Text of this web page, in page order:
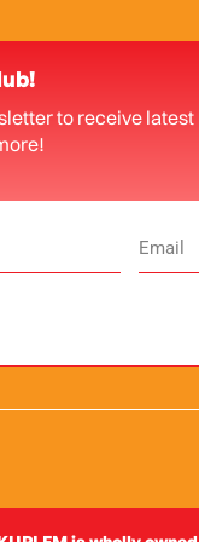
to receive latest